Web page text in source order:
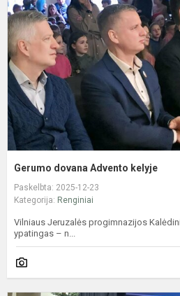
Gerumo dovana Advento kelyje
Paskelbta: 2025-12-23
Kategorija: Renginiai
Vilniaus Jeruzalės progimnazijos
ypatingas – n...